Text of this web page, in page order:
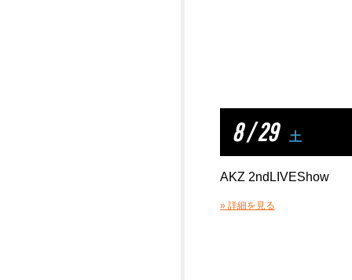
8 / 29 土
AKZ 2ndLIVEShow
» 詳細を見る